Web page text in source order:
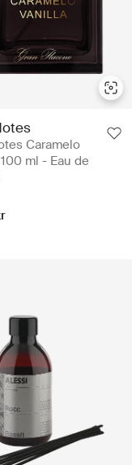
Caramelo
ml - Eau de